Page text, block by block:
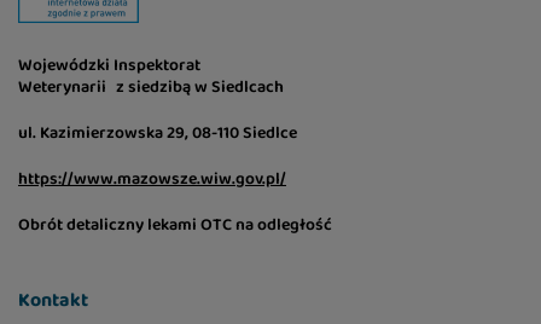
Wojewódzki Inspektorat
Weterynarii z siedzibą w Siedlcach
ul. Kazimierzowska 29, 08-110 Siedlce
https://www.mazowsze.wiw.gov.pl/
Obrót detaliczny lekami OTC na odległość
Kontakt